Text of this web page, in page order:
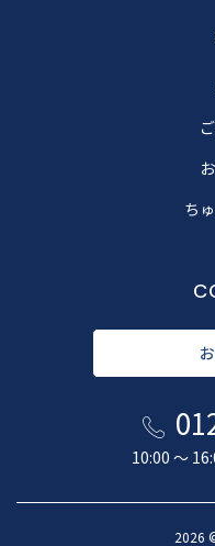
ち
10:00 〜
2026